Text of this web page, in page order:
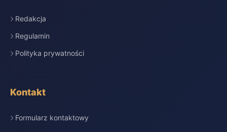
Redakcja
Regulamin
Polityka prywatności
Kontakt
Formularz kontaktowy